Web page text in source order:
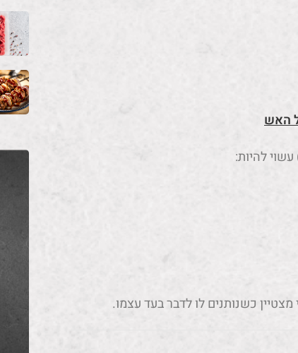
האש
להיות:
כשנותנים לו לדבר בעד עצמו.